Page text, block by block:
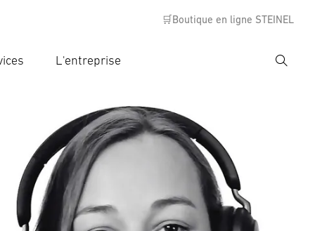
🛒Boutique en ligne STEINEL
L'entreprise